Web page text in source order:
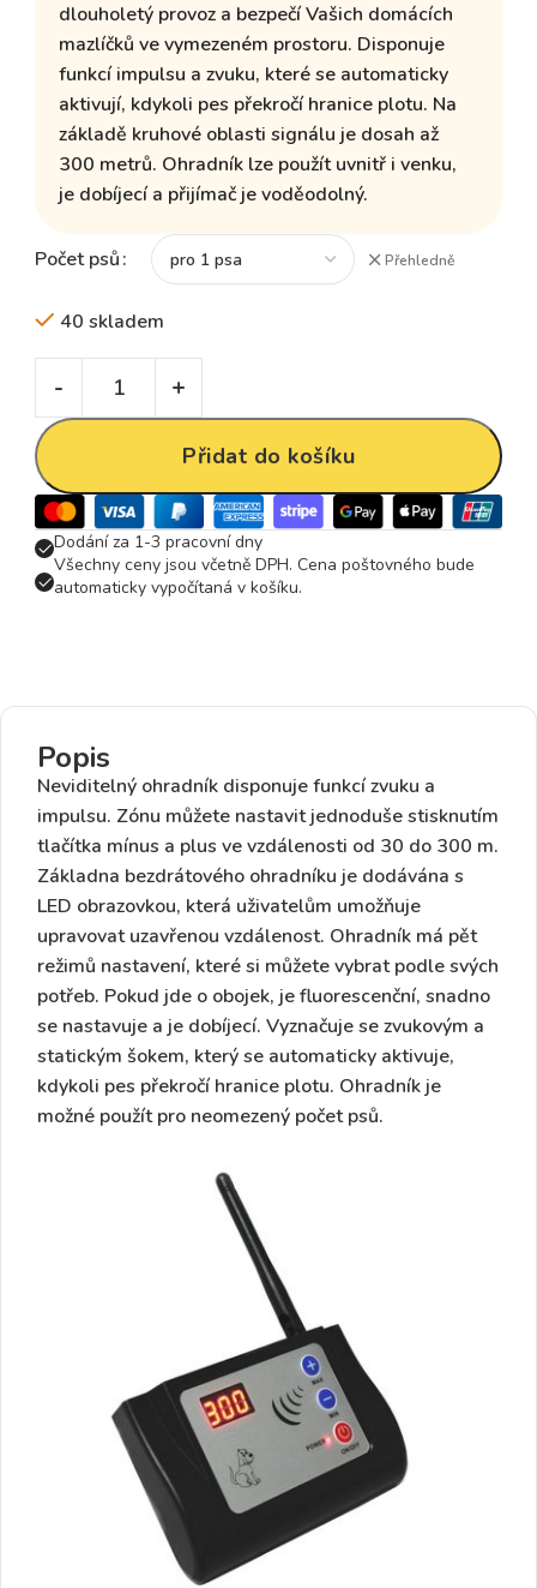
dlouholetý provoz a bezpečí Vašich domácích
mazlíčků ve vymezeném prostoru. Disponuje
funkcíimpulsu a zvuku, které se automaticky
aktivují, kdykoli pes překročí hranice plotu. Na
základě kruhové oblasti signálu je dosah až
300 metrů. Ohradník lze použít uvnitř i venku,
je dobíjecí a přijímač je voděodolný.
Počet psů Přehledně
40 skladem
Přidat do košíku
Dodání za 1-3 pracovní dny
Všechny ceny jsou včetně DPH. Cena poštovného bude
automaticky vypočítaná v košíku.
Popis
Neviditelný ohradník disponuje funkcí zvuku a
impulsu. Zónu můžete nastavit jednoduše stisknutím
tlačítka mínus a plus ve vzdálenosti od 30 do 300 m.
Základna bezdrátového ohradníku je dodávána s
LED obrazovkou, která uživatelům umožňuje
upravovat uzavřenou vzdálenost. Ohradník má pět
režimů nastavení, které si můžete vybrat podle svých
potřeb. Pokud jde o obojek, je fluorescenční, snadno
se nastavuje a je dobíjecí. Vyznačuje se zvukovým a
statickým šokem, který se automaticky aktivuje,
kdykoli pes překročí hranice plotu. Ohradník je
možné použít pro neomezený počet psů.